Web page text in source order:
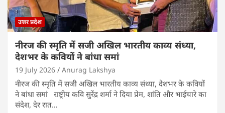
उत्तर प्रदेश
नीरज की स्मृति में सजी अखिल भारतीय काव्य संध्या,
देशभर के कवियों ने बांधा समां
19 July 2026 Anurag Lakshya
नीरज की स्मृति में सजी अखिल भारतीय काव्य संध्या, देशभर के कवियों
ने बांधा समां राष्ट्रीय कवि सुरेंद्र शर्मा ने दिया प्रेम, शांति और भाईचारे का
संदेश, देर रात…